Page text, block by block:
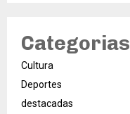
Categorias
Cultura
Deportes
destacadas